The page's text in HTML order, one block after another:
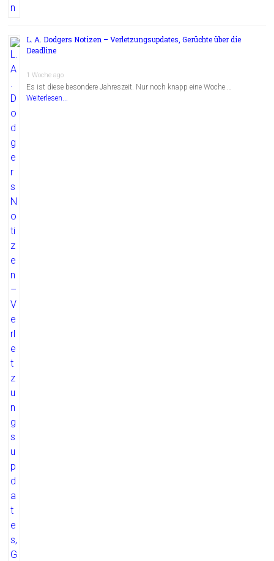
L. A. Dodgers Notizen – Verletzungsupdates, Gerüchte über die
Deadline
1 Woche ago
Es ist diese besondere Jahreszeit. Nur noch knapp eine Woche …
Weiterlesen...